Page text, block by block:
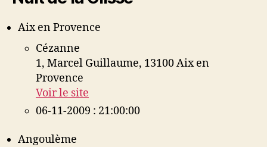
Aix en Provence
Cézanne
1, Marcel Guillaume, 13100 Aix en
Provence
Voir le site
06-11-2009 : 21:00:00
Angoulème